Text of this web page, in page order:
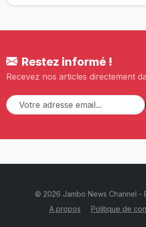
Restez informé !
Recevez nos articles directement
© 2026 Jambo News Channel -
A propos
Politique de